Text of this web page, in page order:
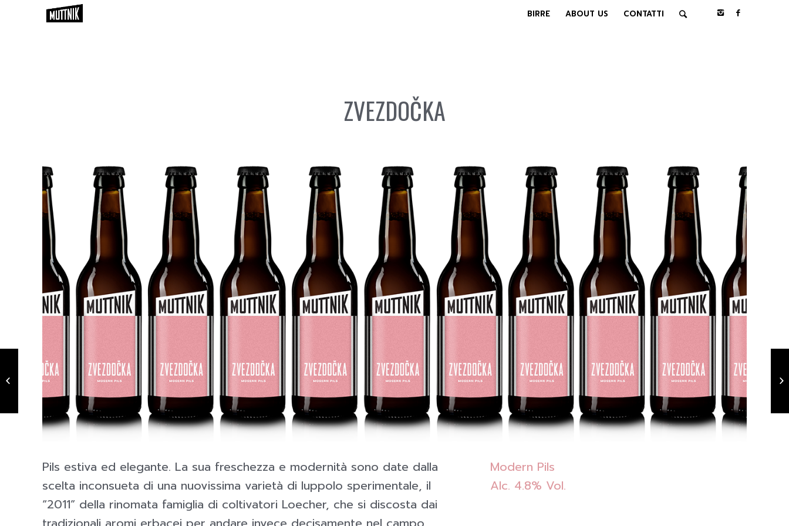
BIRRE ABOUT US CONTATTI
ZVEZDOČKA
Pils estiva ed elegante. La sua freschezza e modernità sono date dalla
scelta inconsueta di una nuovissima varietà di luppolo sperimentale, il
“2011” della rinomata famiglia di coltivatori Loecher, che si discosta dai
Modern Pils
Alc. 4.8% Vol.
MALIOK